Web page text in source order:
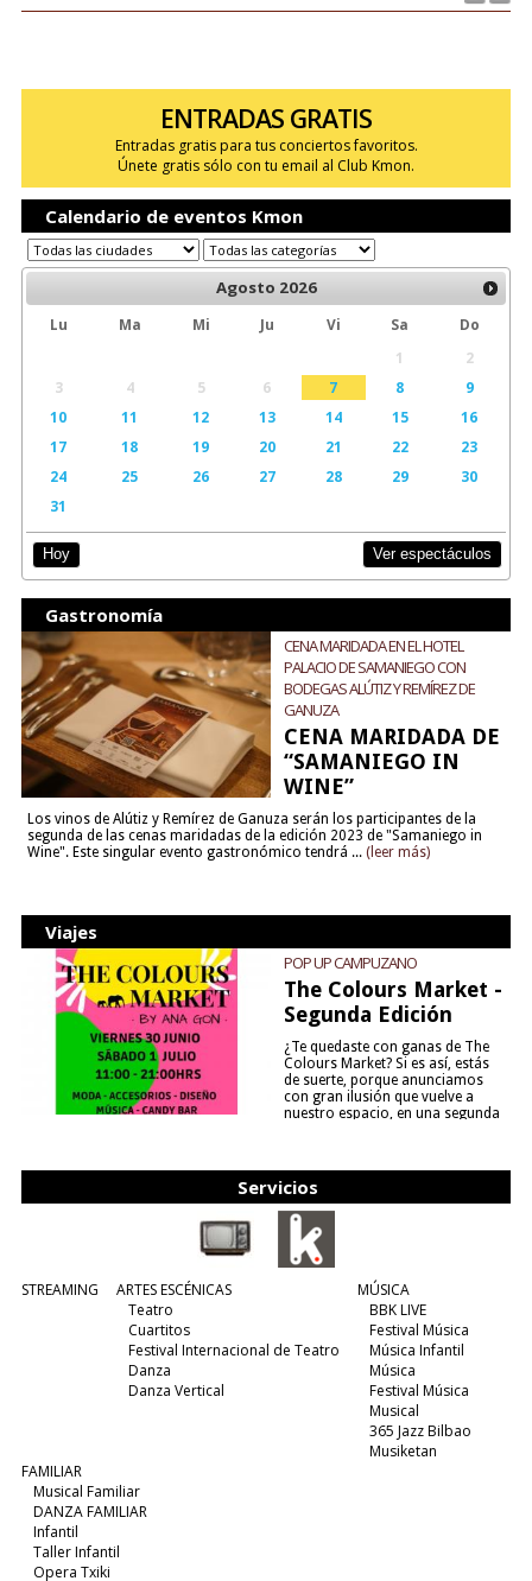
ENTRADAS GRATIS
Entradas gratis para tus conciertos favoritos.
Únete gratis sólo con tu email al Club Kmon.
Calendario de eventos Kmon
Agosto 2026
Lu Ma Mi Ju Vi Sa
Do
1
2
3
4 5 6 7 8
9
10
11 12 13 14 15
16
17
18 19 20 21 22
23
24
25 26 27 28 29
30
31
Hoy Ver espectáculos
Gastronomía
CENA MARIDADA EN EL HOTEL
PALACIO DE SAMANIEGO CON
BODEGAS ALÚTIZ Y REMÍREZ DE
GANUZA
CENA MARIDADA DE
“SAMANIEGO IN
WINE”
Los vinos de Alútiz y Remírez de Ganuza serán los participantes de la
segunda de las cenas maridadas de la edición 2023 de "Samaniego in
Wine". Este singular evento gastronómico tendrá ... (leer más)
Viajes
POP UP CAMPUZANO
The Colours Market -
Segunda Edición
¿Te quedaste con ganas de The
Colours Market? Si es así, estás
de suerte, porque anunciamos
con gran ilusión que vuelve a
nuestro espacio, en una segunda
Servicios
STREAMING
ARTES ESCÉNICAS
Teatro
Cuartitos
Festival Internacional de Teatro
Danza
Danza Vertical
MÚSICA
BBK LIVE
Festival Música
Música Infantil
Música
Festival Música
Musical
365 Jazz Bilbao
Musiketan
FAMILIAR
Musical Familiar
DANZA FAMILIAR
Infantil
Taller Infantil
Opera Txiki